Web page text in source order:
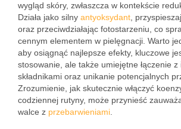
wygląd skóry, zwłaszcza w kontekście
Działa jako silny antyoksydant ,
oraz przeciwdziałając fotostarzeniu, co
cennym elementem w pielęgnacji. Warto
aby osiągnąć najlepsze efekty, kluczowe
stosowanie, ale także umiejętne łączenie z
składnikami oraz unikanie potencjalnych
Zrozumienie, jak skutecznie włączyć
codziennej rutyny, może przynieść
walce z przebarwieniami